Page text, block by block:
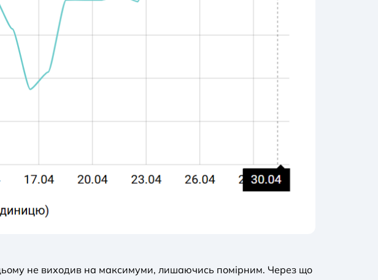
не виходив на максимуми, лишаючись помірним. Через що